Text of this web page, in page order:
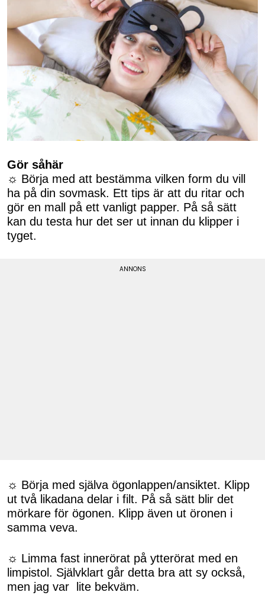
Gör såhär
☼ Börja med att bestämma vilken form du vill
ha på din sovmask. Ett tips är att du ritar och
gör en mall på ett vanligt papper. På så sätt
kan du testa hur det ser ut innan du klipper i
tyget.
☼ Börja med själva ögonlappen/ansiktet. Klipp
ut två likadana delar i filt. På så sätt blir det
mörkare för ögonen. Klipp även ut öronen i
samma veva.
☼ Limma fast innerörat på ytterörat med en
limpistol. Självklart går detta bra att sy också,
men jag var lite bekväm.